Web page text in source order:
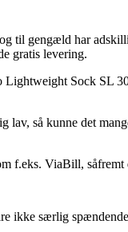
gengæld har
gratis levering.
Sock SL
så kunne det
f.eks. ViaBill,
ikke særlig